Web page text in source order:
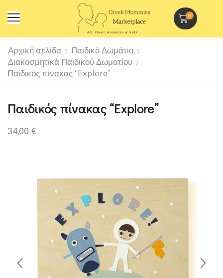
0
Αρχική σελίδα
Παιδικό Δωμάτιο
Διακοσμητικά Παιδικού Δωματίου
Παιδικός πίνακας “Explore”
Παιδικός πίνακας “Explore”
34,00 €